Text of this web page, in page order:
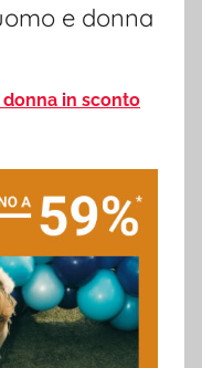
e donna
in sconto